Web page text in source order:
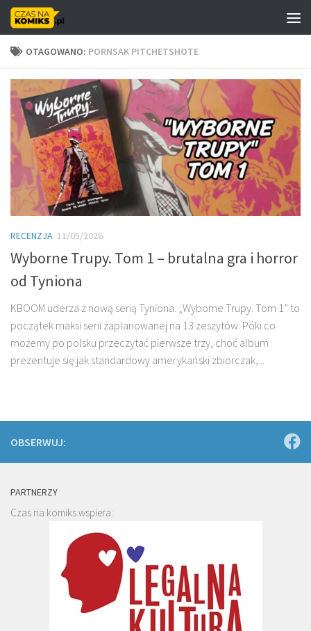
Skip to content
OTAGOWANO: PORNSAK PITCHETSHOTE
RECENZJA 11/05/2026
Wyborne Trupy. Tom 1 – brutalna gra i horror
od Tyniona
KBOOM uderza z nową serią Tyniona. „Wyborne Trupy. Tom 1” to
początek maksi serii zaplanowanej na 13 zeszytów. Póki co
możemy po polsku przeczytać pierwsze trzy, choć album
prezentuje się jak standardowy amerykański zbiorczak,...
OBSERWUJ:
PARTNERZY
Czas na komiks wspiera: